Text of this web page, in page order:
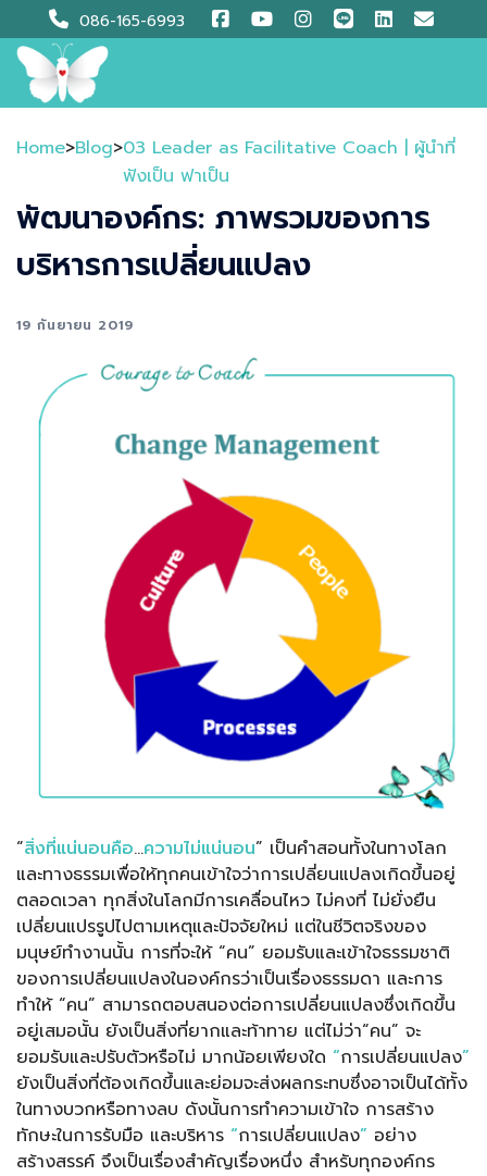
to
content
086-165-6993
Home>Blog>03 Leader as Facilitative Coach | ผู้นำที่
ฟังเป็น ฟาเป็น​
พัฒนาองค์กร: ภาพรวมของการ
บริหารการเปลี่ยนแปลง
19 กันยายน 2019
“สิ่งที่แน่นอนคือ…ความไม่แน่นอน” เป็นคำสอนทั้งในทางโลก
และทางธรรมเพื่อให้ทุกคนเข้าใจว่าการเปลี่ยนแปลงเกิดขึ้นอยู่
ตลอดเวลา ทุกสิ่งในโลกมีการเคลื่อนไหว ไม่คงที่ ไม่ยั่งยืน
เปลี่ยนแปรรูปไปตามเหตุและปัจจัยใหม่ แต่ในชีวิตจริงของ
มนุษย์ทำงานนั้น การที่จะให้ “คน” ยอมรับและเข้าใจธรรมชาติ
ของการเปลี่ยนแปลงในองค์กรว่าเป็นเรื่องธรรมดา และการ
ทำให้ “คน” สามารถตอบสนองต่อการเปลี่ยนแปลงซึ่งเกิดขึ้น
อยู่เสมอนั้น ยังเป็นสิ่งที่ยากและท้าทาย แต่ไม่ว่า“คน” จะ
ยอมรับและปรับตัวหรือไม่ มากน้อยเพียงใด “การเปลี่ยนแปลง”
ยังเป็นสิ่งที่ต้องเกิดขึ้นและย่อมจะส่งผลกระทบซึ่งอาจเป็นได้ทั้ง
ในทางบวกหรือทางลบ ดังนั้นการทำความเข้าใจ การสร้าง
ทักษะในการรับมือ และบริหาร “การเปลี่ยนแปลง” อย่าง
สร้างสรรค์ จึงเป็นเรื่องสำคัญเรื่องหนึ่ง สำหรับทุกองค์กร